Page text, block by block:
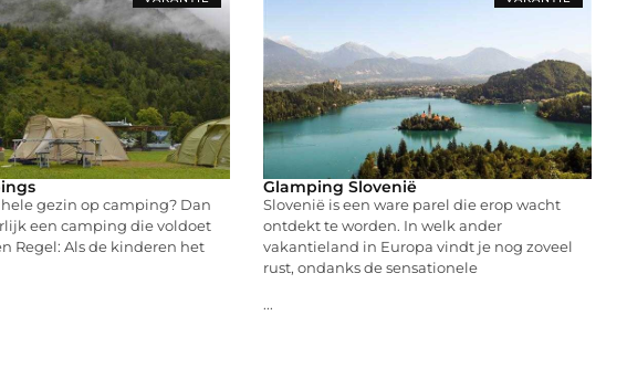
gezin op camping? Dan
een camping die voldoet
Regel: Als de kinderen het
Glamping Slovenië
Slovenië is een ware parel die erop wacht
ontdekt te worden. In welk ander
vakantieland in Europa vindt je nog zoveel
rust, ondanks de sensationele
...